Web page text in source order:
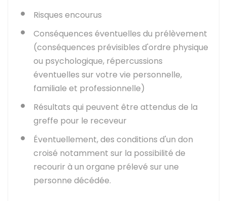
Risques encourus
Conséquences éventuelles du prélèvement
(conséquences prévisibles d'ordre physique
ou psychologique, répercussions
éventuelles sur votre vie personnelle,
familiale et professionnelle)
Résultats qui peuvent être attendus de la
greffe pour le receveur
Éventuellement, des conditions d'un don
croisé notamment sur la possibilité de
recourir à un organe prélevé sur une
personne décédée.